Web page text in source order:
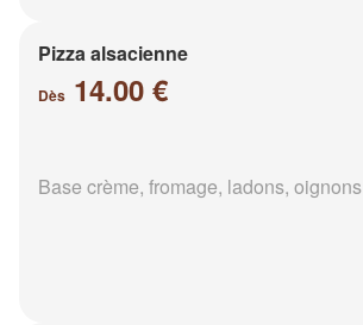
Pizza alsacienne
Dès 14.00 €
Base crème, fromage, ladons, oignons